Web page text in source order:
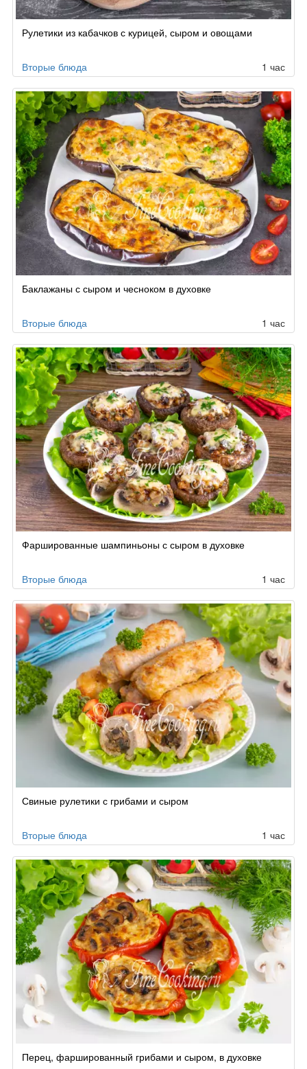
Рулетики из кабачков с курицей, сыром и овощами
Вторые блюда 1 час
Баклажаны с сыром и чесноком в духовке
Вторые блюда 1 час
Фаршированные шампиньоны с сыром в духовке
Вторые блюда 1 час
Свиные рулетики с грибами и сыром
Вторые блюда 1 час
Перец, фаршированный грибами и сыром, в духовке